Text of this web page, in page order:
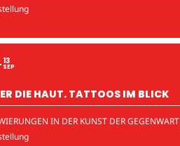
13
SEP
DIE HAUT. TATTOOS IM BLICK
IN DER KUNST DER GEGENWART